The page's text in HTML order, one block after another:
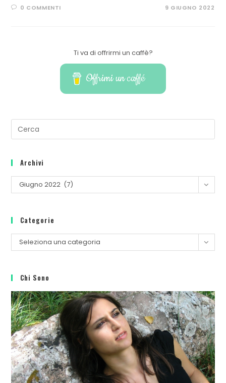
0 COMMENTI 9 GIUGNO 2022
Ti va di offrirmi un caffè?
Offrimi un caffé
the
Archivi
Archivi
Giugno 2022 (7)
Categorie
Categorie
Seleziona una categoria
Chi Sono